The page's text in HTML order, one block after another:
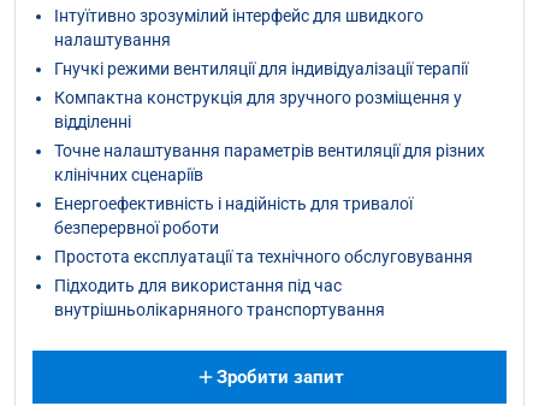
Інтуїтивно зрозумілий інтерфейс для швидкого
налаштування
Гнучкі режими вентиляції для індивідуалізації терапії
Компактна конструкція для зручного розміщення у
відділенні
Точне налаштування параметрів вентиляції для різних
клінічних сценаріїв
Енергоефективність і надійність для тривалої
безперервної роботи
Простота експлуатації та технічного обслуговування
Підходить для використання під час
внутрішньолікарняного транспортування
Зробити запит